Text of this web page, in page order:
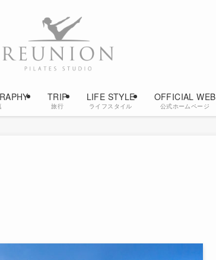
TRIP
旅行
LIFE STYLE
ライフスタイル
OFFICIAL WEB
公式ホームページ